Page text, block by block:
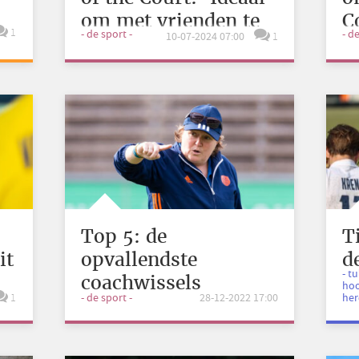
1
om met vrienden te
doen’
- de sport - 10-07-2024 07:00 1 -
1
Top 5: de
opvallendste
coachwissels
- de sport - 28-12-2022 17:00
-